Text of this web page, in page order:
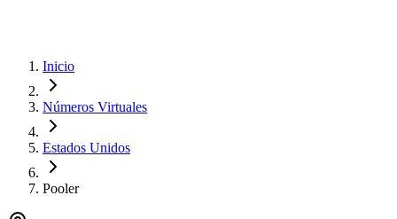
Inicio
Números Virtuales
Estados Unidos
Pooler